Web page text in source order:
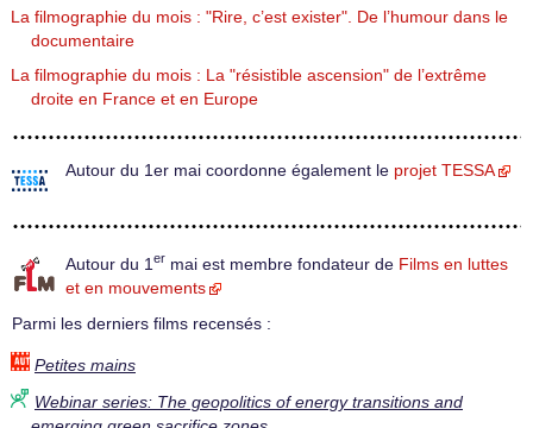
La filmographie du mois : "Rire, c’est exister". De l’humour dans le
documentaire
La filmographie du mois : La "résistible ascension" de l’extrême
droite en France et en Europe
Autour du 1er mai coordonne également le projet TESSA
Autour du 1 er mai est membre fondateur de Films en luttes
et en mouvements
Parmi les derniers films recensés :
Petites mains
Webinar series: The geopolitics of energy transitions and